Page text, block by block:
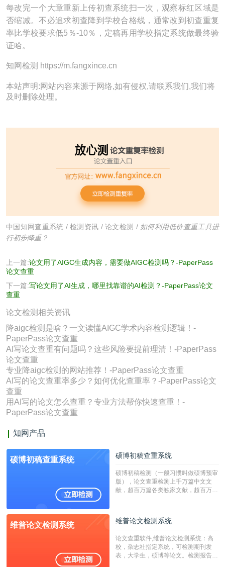
每改完一个大章重新上传初查系统扫一次，观察标红区域是
否缩减。不必追求初查降到学校合格线，通常改到初查重复
率比学校要求低5％-10％，定稿再用学校指定系统做最终验
证哈。
知网检测 https://m.fangxince.cn
本站声明:网站内容来源于网络,如有侵权,请联系我们,我们将
及时删除处理。
中国知网查重系统 /检测资讯 / 论文检测 / 如何利用低价查重工具进
行初步降重？
上一篇:论文用了AIGC生成内容，需要做AIGC检测吗？-PaperPass
论文查重
下一篇:写论文用了AI生成，哪里找靠谱的AI检测？-PaperPass论文
查重
论文检测相关资讯
降aigc检测是啥？一文读懂AIGC学术内容检测逻辑！-
PaperPass论文查重
AI写论文查重有问题吗？这些风险要提前理清！-PaperPass
论文查重
专业降aigc检测的网站推荐！-PaperPass论文查重
AI写的论文查重率多少？如何优化查重率？-PaperPass论文
查重
用AI写的论文怎么查重？专业方法帮你快速查重！-
PaperPass论文查重
知网产品
硕博初稿查重系统 硕博初稿查重系统
硕博初稿检测（一般习惯叫做硕博预审
版），论文查重检测上千万篇中文文
献，超百万篇各类独家文献，超百万港
校用来检测硕博论文的系统，检测范围
广，数据来源真实，检测算法合理!本
字符数30万）
维普论文检测系统 维普论文检测系统
论文查重软件,维普论文检测系统：高
校，杂志社指定系统，可检测期刊发
表，大学生，硕博等论文。检测报告支